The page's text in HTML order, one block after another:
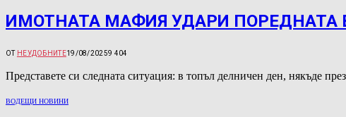
ИМОТНАТА МАФИЯ УДАРИ ПОРЕДНАТА
ОТ НЕУДОБНИТЕ19/08/20259 404
Представете си следната ситуация: в топъл делничен ден, някъде
ВОДЕЩИ НОВИНИ